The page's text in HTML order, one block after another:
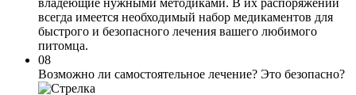
владеющие нужными методиками. В их распоряжении
всегда имеется необходимый набор медикаментов для
быстрого и безопасного лечения вашего любимого
питомца.
08
Возможно ли самостоятельное лечение? Это безопасно?